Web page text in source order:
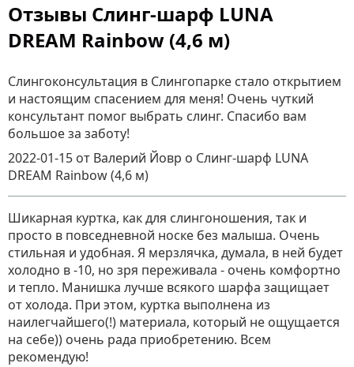
Отзывы Слинг-шарф LUNA
DREAM Rainbow (4,6 м)
Слингоконсультация в Слингопарке стало открытием
и настоящим спасением для меня! Очень чуткий
консультант помог выбрать слинг. Спасибо вам
большое за заботу!
2022-01-15 от Валерий Йовр о Слинг-шарф LUNA
DREAM Rainbow (4,6 м)
Шикарная куртка, как для слингоношения, так и
просто в повседневной носке без малыша. Очень
стильная и удобная. Я мерзлячка, думала, в ней будет
холодно в -10, но зря переживала - очень комфортно
и тепло. Манишка лучше всякого шарфа защищает
от холода. При этом, куртка выполнена из
наилегчайшего(!) материала, который не ощущается
на себе)) очень рада приобретению. Всем
рекомендую!